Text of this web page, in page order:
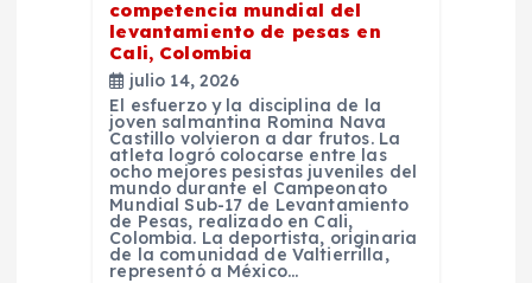
competencia mundial del
levantamiento de pesas en
Cali, Colombia
julio 14, 2026
El esfuerzo y la disciplina de la
joven salmantina Romina Nava
Castillo volvieron a dar frutos. La
atleta logró colocarse entre las
ocho mejores pesistas juveniles del
mundo durante el Campeonato
Mundial Sub-17 de Levantamiento
de Pesas, realizado en Cali,
Colombia. La deportista, originaria
de la comunidad de Valtierrilla,
representó a México…